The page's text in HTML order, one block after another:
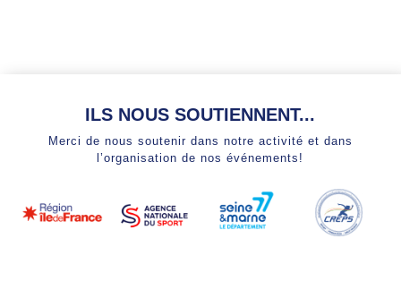
ILS NOUS SOUTIENNENT...
Merci de nous soutenir dans notre activité et dans
l’organisation de nos événements!